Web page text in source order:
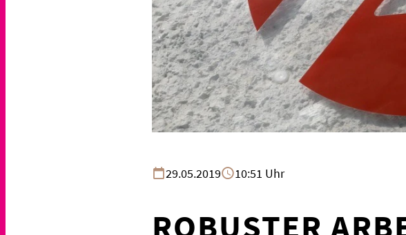
29.05.2019 10:51 Uhr